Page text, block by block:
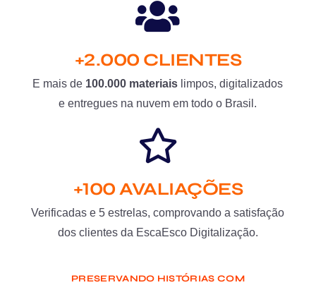
+2.000 CLIENTES
E mais de 100.000 materiais limpos, digitalizados
e entregues na nuvem em todo o Brasil.
+100 AVALIAÇÕES
Verificadas e 5 estrelas, comprovando a satisfação
dos clientes da EscaEsco Digitalização.
PRESERVANDO HISTÓRIAS COM